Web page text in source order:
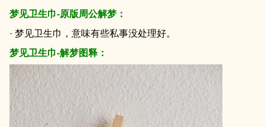
梦见卫生巾-原版周公解梦：
· 梦见卫生巾，意味有些私事没处理好。
梦见卫生巾-解梦图释：